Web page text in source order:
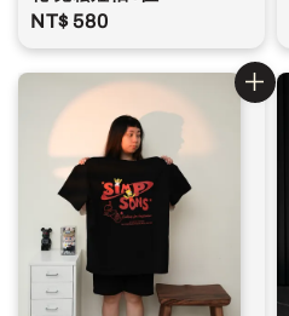
Regular
price
NT$ 580